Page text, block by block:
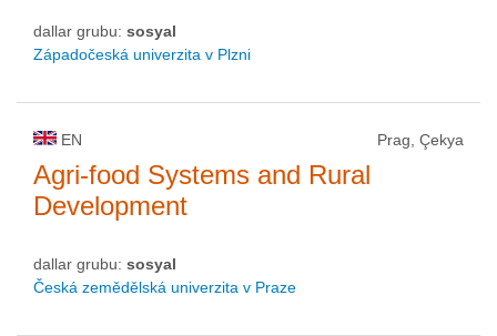
dallar grubu: sosyal
Západočeská univerzita v Plzni
EN Prag, Çekya
Agri-food Systems and Rural
Development
dallar grubu: sosyal
Česká zemědělská univerzita v Praze